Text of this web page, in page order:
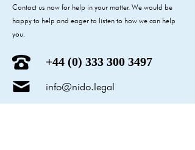
Contact us now for help in your matter. We would be
happy to help and eager to listen to how we can help
you.
+44 (0) 333 300 3497
info@nido.legal